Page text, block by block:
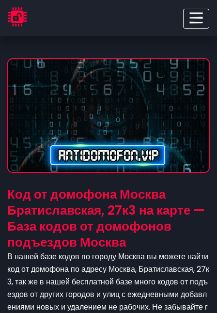
Код от домофона Москва
Братиславская, 27к3 на карте —
База кодов от домофонов
подъездов Москва
В нашей базе кодов по городу Москва вы можете найти
код от домофона по адресу Москва, Братиславская, 27к
3, так же в нашей бесплатной базе много кодов от подъ
ездов от других городов и улиц с ежедневными добавл
ениями новых и удалением не рабочих. Не забывайте г